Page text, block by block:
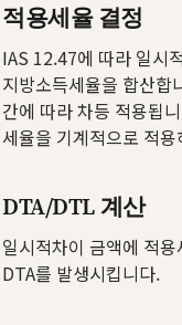
적용세율 결정
IAS 12.47에 따라 일시
지방소득세율을 합산
간에 따라 차등 적용됩
세율을 기계적으로 적
DTA/DTL 계산
일시적차이 금액에 적
DTA를 발생시킵니다.